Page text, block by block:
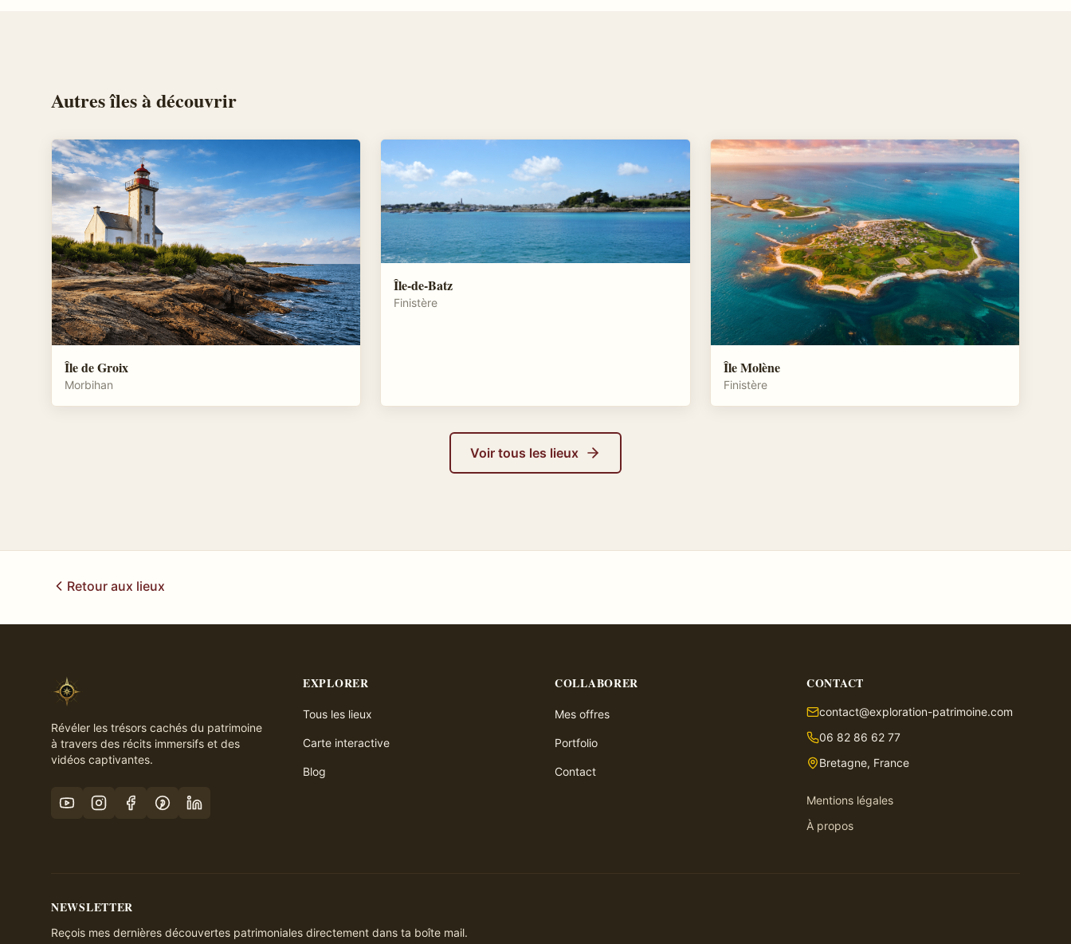
Autresîlesà découvrir
Île de Groix
Morbihan
Île-de-Batz
Finistère
Île Molène
Finistère
Voir tous les lieux
Retour aux lieux
Révéler les trésors cachés du patrimoine
à travers des récits immersifs et des
vidéos captivantes.
EXPLORER
Tous les lieux
Carte interactive
Blog
COLLABORER
Mes offres
Portfolio
Contact
CONTACT
contact@exploration-patrimoine.com
06 82 86 62 77
Bretagne, France
Mentions légales
À propos
NEWSLETTER
Reçois mes dernières découvertes patrimoniales directement dans ta boîte mail.